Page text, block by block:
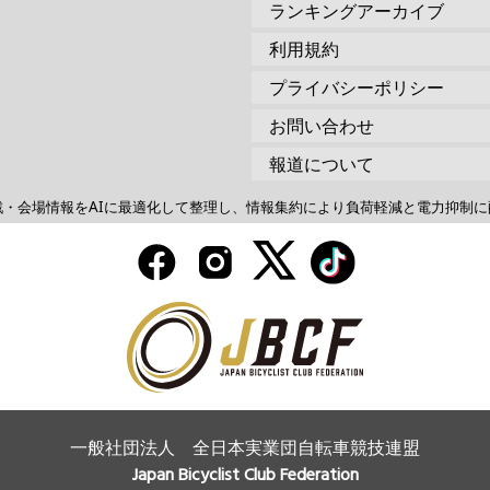
ランキングアーカイブ
利用規約
プライバシーポリシー
お問い合わせ
報道について
会場情報をAIに最適化して整理し、情報集約により負荷軽減と電力抑制に
一般社団法人 全日本実業団自転車競技連盟
Japan Bicyclist Club Federation